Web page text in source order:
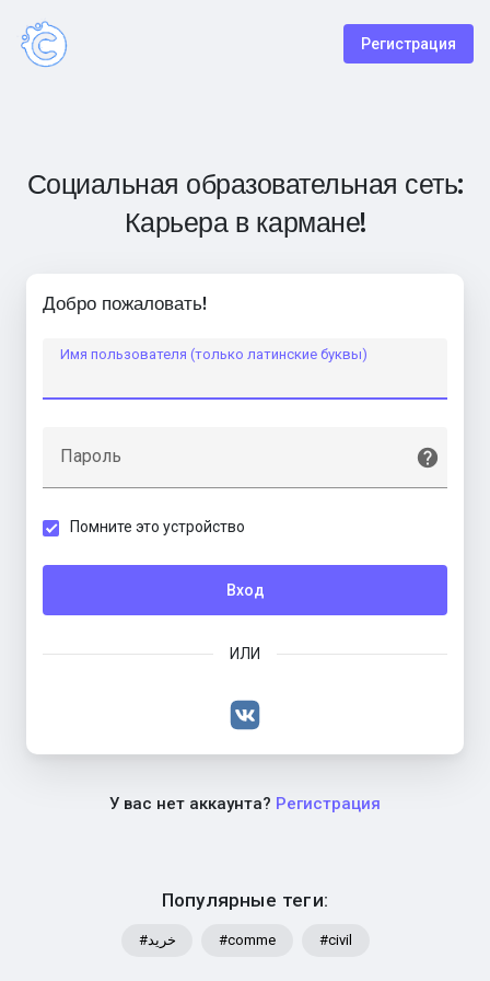
Регистрация
Социальная образовательная сеть:
Карьера в кармане!
Популярные теги:
#خرید #comme #civil
Добро пожаловать!
Имя пользователя (только латинские буквы)
Пароль
Помните это устройство
Вход
ИЛИ
У вас нет аккаунта? Регистрация